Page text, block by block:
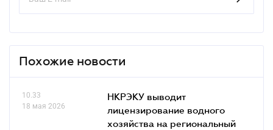
Похожие новости
10.33
18 мая 2026
НКРЭКУ выводит
лицензирование водного
хозяйства на региональный